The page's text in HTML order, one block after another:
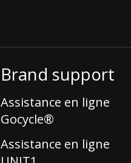
Brand support
Assistance en ligne
Gocycle®
Assistance en ligne